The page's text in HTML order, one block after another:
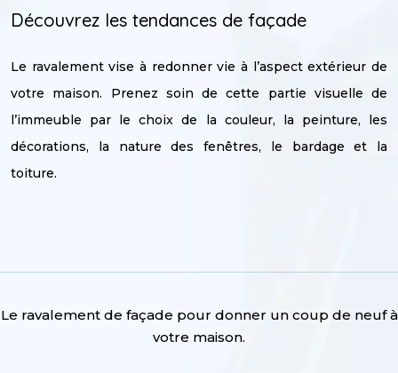
Découvrez les tendances de façade
Le ravalement vise à redonner vie à l’aspect extérieur de
votre maison. Prenez soin de cette partie visuelle de
l’immeuble par le choix de la couleur, la peinture, les
décorations, la nature des fenêtres, le bardage et la
toiture.
Le ravalement de façade pour donner un coup de neuf à
votre maison.